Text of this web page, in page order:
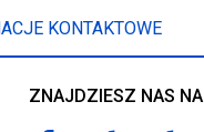
KONTAKTOWE
ZNAJDZIESZ NAS NA